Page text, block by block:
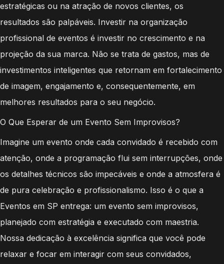
estratégicas ou na atração de novos clientes, os
resultados são palpáveis. Investir na organização
profissional de eventos é investir no crescimento e na
projeção da sua marca. Não se trata de gastos, mas de
investimentos inteligentes que retornam em fortalecimento
de imagem, engajamento e, consequentemente, em
melhores resultados para o seu negócio.
O Que Esperar de um Evento Sem Improvisos?
Imagine um evento onde cada convidado é recebido com
atenção, onde a programação flui sem interrupções, onde
os detalhes técnicos são impecáveis e onde a atmosfera é
de pura celebração e profissionalismo. Isso é o que a
Eventos em SP entrega: um evento sem improvisos,
planejado com estratégia e executado com maestria.
Nossa dedicação à excelência significa que você pode
relaxar e focar em interagir com seus convidados,